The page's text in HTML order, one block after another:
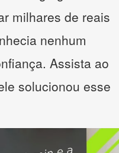
milhares de reais
nenhum
Assista ao
solucionou esse